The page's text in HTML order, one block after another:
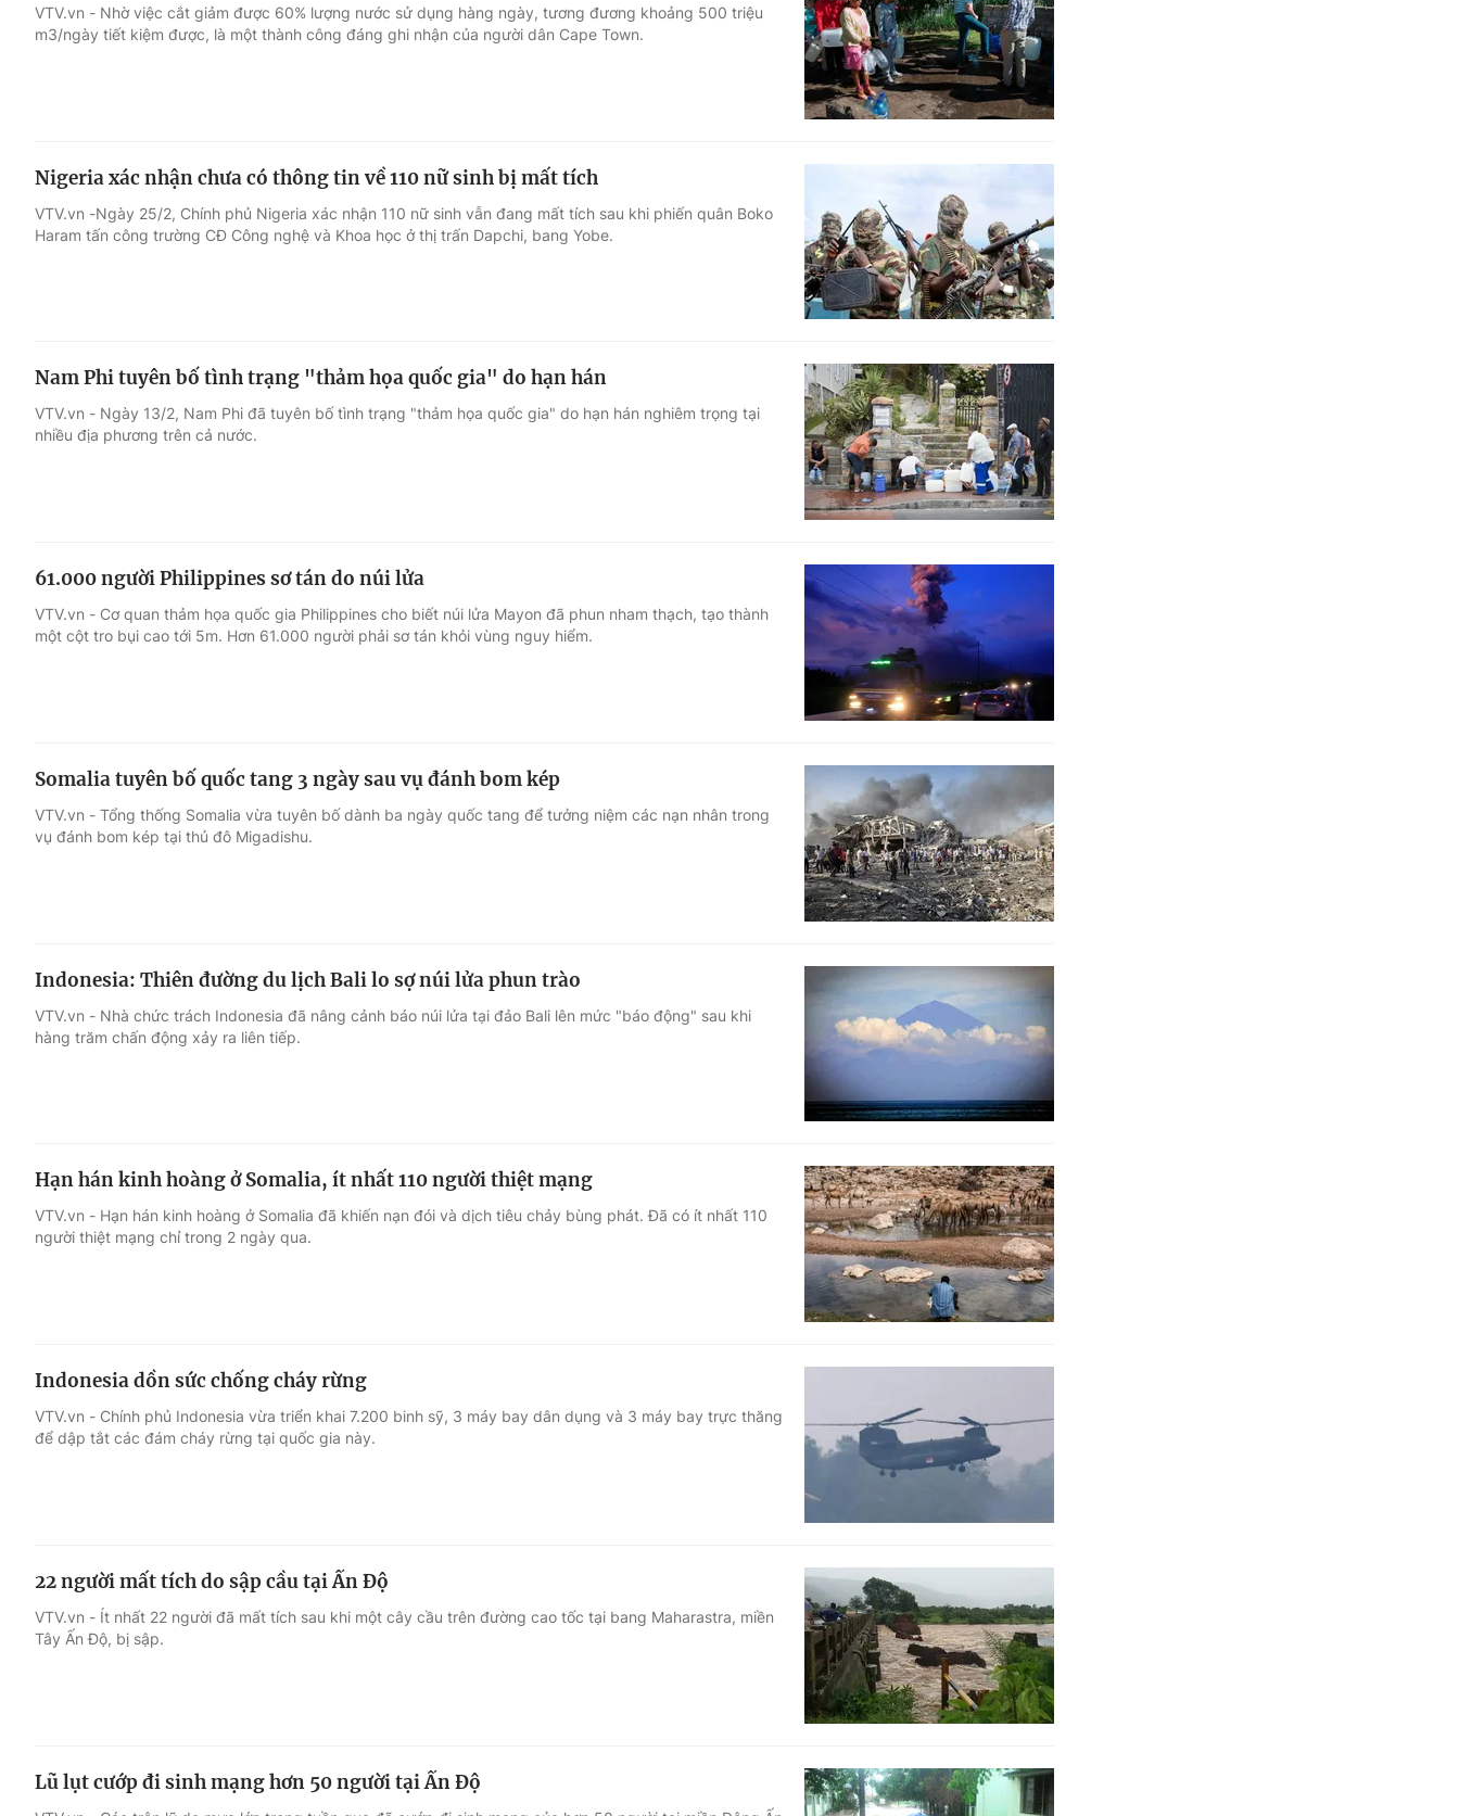
VTV.vn - Nhờ việc cắt giảm được 60% lượng nước sử dụng hàng ngày, tương đương khoảng 500 triệu
m3/ngày tiết kiệm được, là một thành công đáng ghi nhận của người dân Cape Town.
Nigeria xác nhận chưa có thông tin về 110 nữ sinh bị mất tích
VTV.vn -Ngày 25/2, Chính phủ Nigeria xác nhận 110 nữ sinh vẫn đang mất tích sau khi phiến quân Boko
Haram tấn công trường CĐ Công nghệ và Khoa học ở thị trấn Dapchi, bang Yobe.
Nam Phi tuyên bố tình trạng "thảm họa quốc gia" do hạn hán
VTV.vn - Ngày 13/2, Nam Phi đã tuyên bố tình trạng "thảm họa quốc gia" do hạn hán nghiêm trọng tại
nhiều địa phương trên cả nước.
61.000 người Philippines sơ tán do núi lửa
VTV.vn - Cơ quan thảm họa quốc gia Philippines cho biết núi lửa Mayon đã phun nham thạch, tạo thành
một cột tro bụi cao tới 5m. Hơn 61.000 người phải sơ tán khỏi vùng nguy hiểm.
Somalia tuyên bố quốc tang 3 ngày sau vụ đánh bom kép
VTV.vn - Tổng thống Somalia vừa tuyên bố dành ba ngày quốc tang để tưởng niệm các nạn nhân trong
vụ đánh bom kép tại thủ đô Migadishu.
Indonesia: Thiên đường du lịch Bali lo sợ núi lửa phun trào
VTV.vn - Nhà chức trách Indonesia đã nâng cảnh báo núi lửa tại đảo Bali lên mức "báo động" sau khi
hàng trăm chấn động xảy ra liên tiếp.
Hạn hán kinh hoàng ở Somalia, ít nhất 110 người thiệt mạng
VTV.vn - Hạn hán kinh hoàng ở Somalia đã khiến nạn đói và dịch tiêu chảy bùng phát. Đã có ít nhất 110
người thiệt mạng chỉ trong 2 ngày qua.
Indonesia dồn sức chống cháy rừng
VTV.vn - Chính phủ Indonesia vừa triển khai 7.200 binh sỹ, 3 máy bay dân dụng và 3 máy bay trực thăng
để dập tắt các đám cháy rừng tại quốc gia này.
22 người mất tích do sập cầu tại Ấn Độ
VTV.vn - Ít nhất 22 người đã mất tích sau khi một cây cầu trên đường cao tốc tại bang Maharastra, miền
Tây Ấn Độ, bị sập.
Lũ lụt cướp đi sinh mạng hơn 50 người tại Ấn Độ